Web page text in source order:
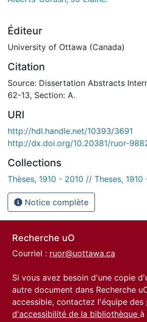
Éditeur
University of Ottawa (Canada)
Citation
Source: Dissertation Abstracts
62-13, Section: A.
URI
http://hdl.handle.net/10393/3691
http://dx.doi.org/10.20381/ruor-
Collections
Thèses, 1910 - 2010 // Theses, 1910
Notice complète
Recherche uO
Courriel : ruor@uottawa.ca
Si vous avez besoin d'une copie
autre document dans Recherche
accessible, contactez l'équipe des
d'accessibilité de la bibliothèque à